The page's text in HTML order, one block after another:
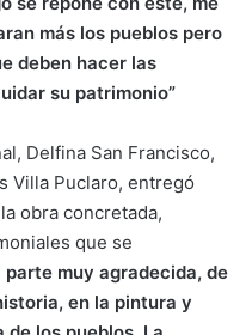
más los pueblos pero
deben hacer las
su patrimonio”
Delfina San Francisco,
Villa Puclaro, entregó
obra concretada,
que se
parte muy agradecida, de
en la pintura y